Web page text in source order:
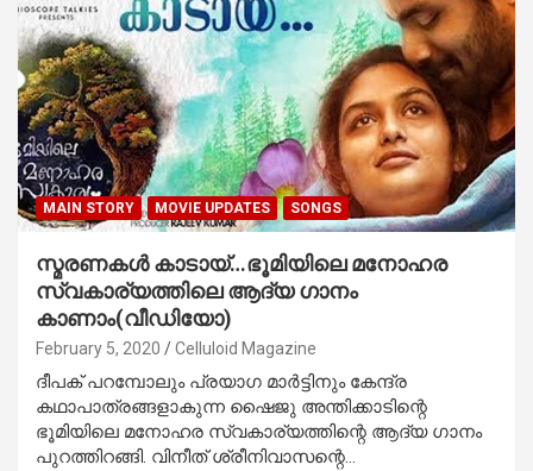
MAIN STORY MOVIE UPDATES SONGS
സ്മരണകള്‍ കാടായ്‌…ഭൂമിയിലെ മനോഹര
സ്വകാര്യത്തിലെ ആദ്യ ഗാനം
കാണാം(വീഡിയോ)
February 5, 2020 Celluloid Magazine
ദീപക് പറമ്പോലും പ്രയാഗ മാര്‍ട്ടിനും കേന്ദ്ര
കഥാപാത്രങ്ങളാകുന്ന ഷൈജു അന്തിക്കാടിന്റെ
ഭൂമിയിലെ മനോഹര സ്വകാര്യത്തിന്റെ ആദ്യ ഗാനം
പുറത്തിറങ്ങി. വിനീത് ശ്രീനിവാസന്റെ…